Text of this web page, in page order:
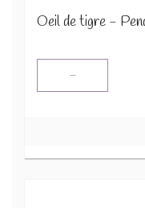
Oeil de tigre -
-